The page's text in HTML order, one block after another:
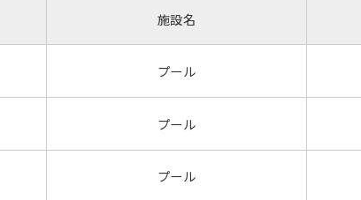
施設名
プール
プール
プール